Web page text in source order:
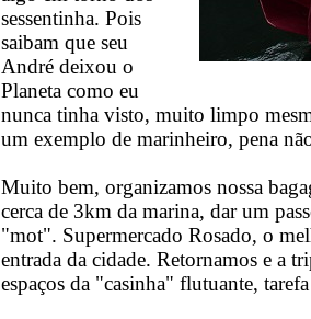
sessentinha. Pois
saibam que seu
André deixou o
Planeta como eu
nunca tinha visto, muito limpo
um exemplo de marinheiro, pena
Muito bem, organizamos nossa
cerca de 3km da marina, dar um
"mot". Supermercado Rosado, o
entrada da cidade. Retornamos e a
espaços da "casinha" flutuante,